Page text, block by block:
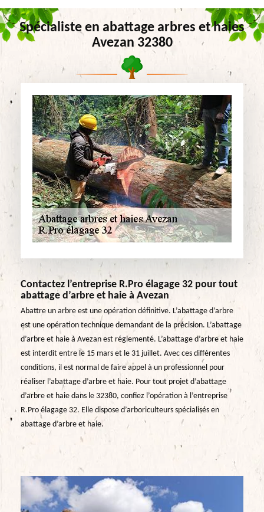
Spécialiste en abattage arbres et haies
Avezan 32380
Contactez l’entreprise R.Pro élagage 32 pour tout
abattage d’arbre et haie à Avezan
Abattre un arbre est une opération définitive. L’abattage d’arbre
est une opération technique demandant de la précision. L’abattage
d’arbre et haie à Avezan est réglementé. L’abattage d’arbre et haie
est interdit entre le 15 mars et le 31 juillet. Avec ces différentes
conditions, il est normal de faire appel à un professionnel pour
réaliser l’abattage d’arbre et haie. Pour tout projet d’abattage
d’arbre et haie dans le 32380, confiez l’opération à l’entreprise
R.Pro élagage 32. Elle dispose d’arboriculteurs spécialisés en
abattage d’arbre et haie.